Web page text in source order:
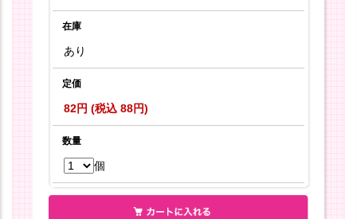
在庫
あり
定価
82円 (税込 88円)
数量
個